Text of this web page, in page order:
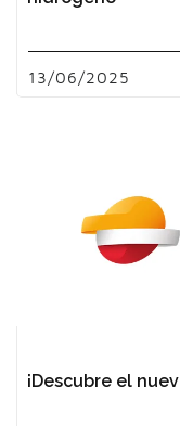
13/06/2025
¡Descubre el